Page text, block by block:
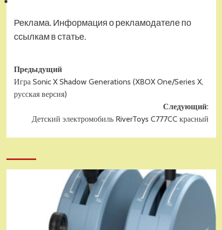
Реклама. Информация о рекламодателе по
ссылкам в статье.
Навигация
записи
Предыдущий
Игра Sonic X Shadow Generations (XBOX One/Series X,
русская версия)
Следующий:
Детский электромобиль RiverToys C777CC красный